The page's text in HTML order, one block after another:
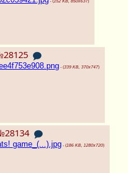
- (152 KB, 850x637)
- (339 KB, 370x747)
game_(...).jpg - (186 KB, 1280x720)